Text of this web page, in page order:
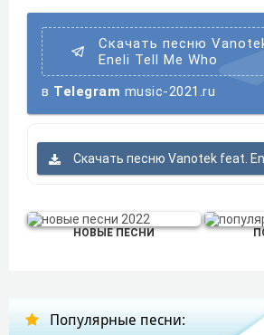
Скачать песню
Eneli Tell Me Who
в Telegram music-2021.ru
Скачать песню Vanotek feat.
НОВЫЕ ПЕСНИ
Популярные песни: